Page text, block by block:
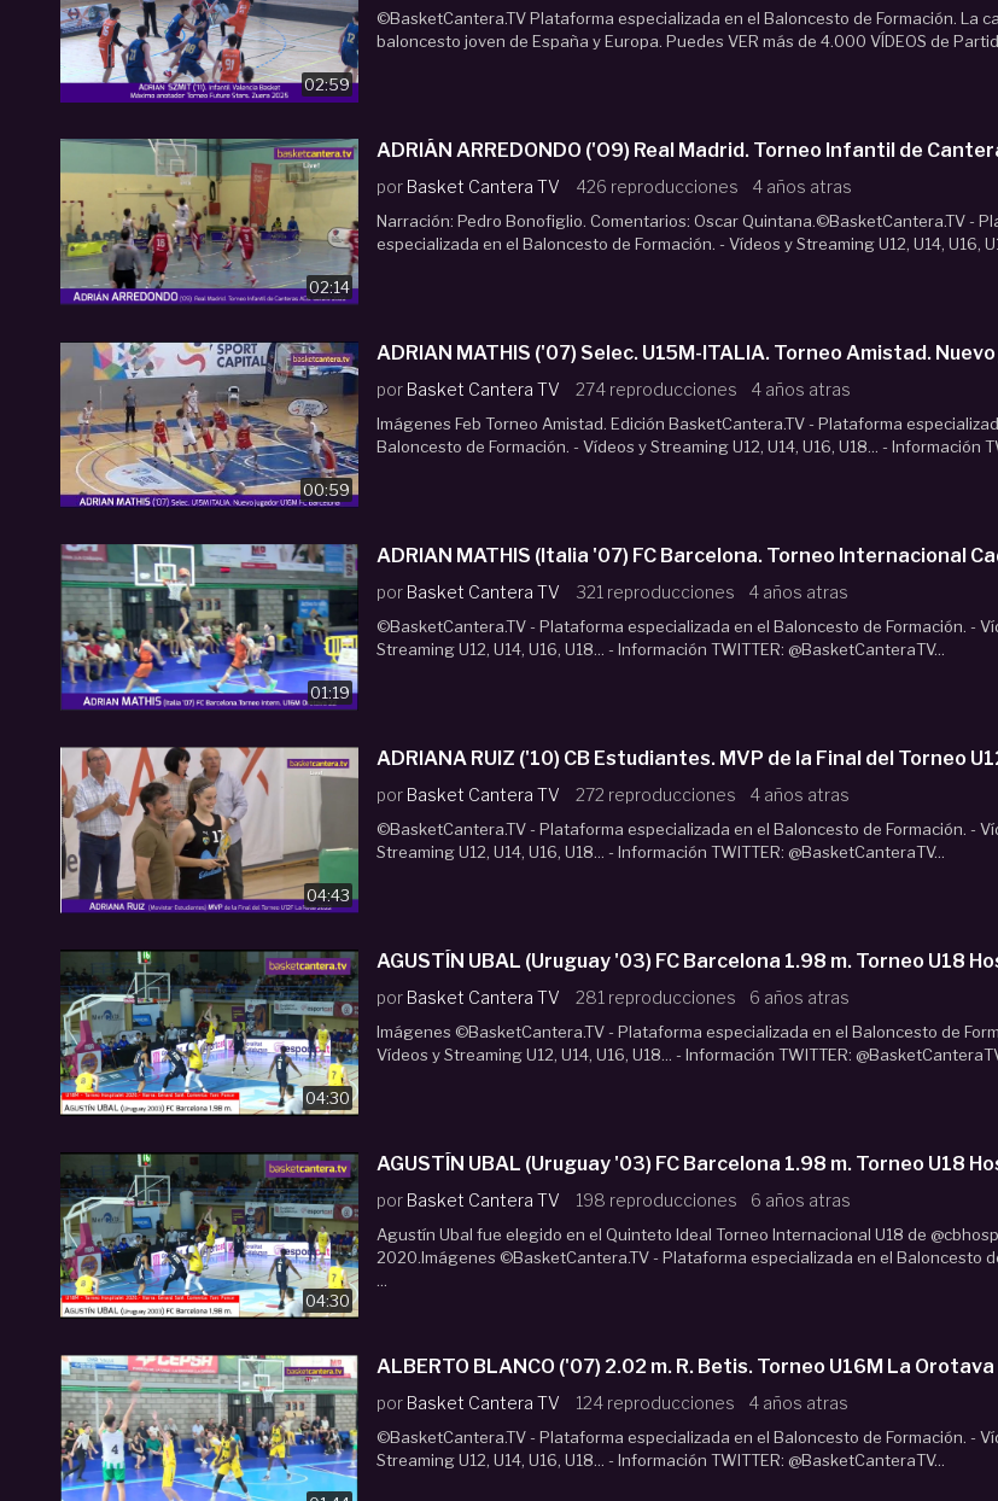
02:59
©BasketCantera.TV Plataforma especializada en el Baloncesto de Formación. La
baloncesto joven de España y Europa. Puedes VER más de 4.000 VÍDEOS de
02:14
ADRIÁN ARREDONDO ('O9) Real Madrid. Torneo Infantil de
por Basket Cantera TV 426 reproducciones 4 años atras
Narración: Pedro Bonofiglio. Comentarios: Oscar Quintana.©BasketCantera.TV -
especializada en el Baloncesto de Formación. - Vídeos y Streaming U12, U14, U16,
00:59
ADRIAN MATHIS ('07) Selec. U15M-ITALIA. Torneo Amistad.
por Basket Cantera TV 274 reproducciones 4 años atras
Imágenes Feb Torneo Amistad. Edición BasketCantera.TV - Plataforma
Baloncesto de Formación. - Vídeos y Streaming U12, U14, U16, U18... - Información
01:19
ADRIAN MATHIS (Italia '07) FC Barcelona. Torneo Internacional
por Basket Cantera TV 321 reproducciones 4 años atras
©BasketCantera.TV - Plataforma especializada en el Baloncesto de Formación. -
Streaming U12, U14, U16, U18... - Información TWITTER: @BasketCanteraTV...
04:43
ADRIANA RUIZ ('10) CB Estudiantes. MVP de la Final del Torneo
por Basket Cantera TV 272 reproducciones 4 años atras
©BasketCantera.TV - Plataforma especializada en el Baloncesto de Formación. -
Streaming U12, U14, U16, U18... - Información TWITTER: @BasketCanteraTV...
04:30
AGUSTÍN UBAL (Uruguay '03) FC Barcelona 1.98 m. Torneo U18
por Basket Cantera TV 281 reproducciones 6 años atras
Imágenes ©BasketCantera.TV - Plataforma especializada en el Baloncesto de
Vídeos y Streaming U12, U14, U16, U18... - Información TWITTER:
04:30
AGUSTÍN UBAL (Uruguay '03) FC Barcelona 1.98 m. Torneo U18
por Basket Cantera TV 198 reproducciones 6 años atras
Agustín Ubal fue elegido en el Quinteto Ideal Torneo Internacional U18 de
2020.Imágenes ©BasketCantera.TV - Plataforma especializada en el Baloncesto
...
ALBERTO BLANCO ('07) 2.02 m. R. Betis. Torneo U16M La
por Basket Cantera TV 124 reproducciones 4 años atras
©BasketCantera.TV - Plataforma especializada en el Baloncesto de Formación. -
Streaming U12, U14, U16, U18... - Información TWITTER: @BasketCanteraTV...